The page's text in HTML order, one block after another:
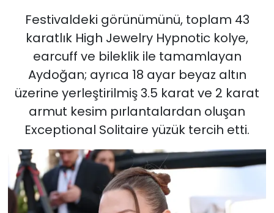
Festivaldeki görünümünü, toplam 43
karatlık High Jewelry Hypnotic kolye,
earcuff ve bileklik ile tamamlayan
Aydoğan; ayrıca 18 ayar beyaz altın
üzerine yerleştirilmiş 3.5 karat ve 2 karat
armut kesim pırlantalardan oluşan
Exceptional Solitaire yüzük tercih etti.